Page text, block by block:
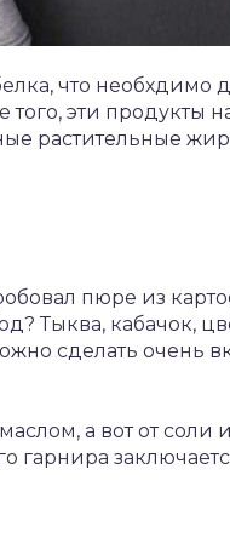
что необхдимо
эти продукты
растительные
пюре из
Тыква, кабачок,
сделать очень
а вот от соли
гарнира